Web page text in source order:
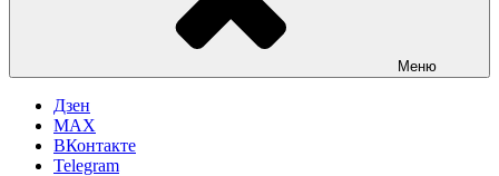
Меню
Дзен
MAX
ВКонтакте
Telegram